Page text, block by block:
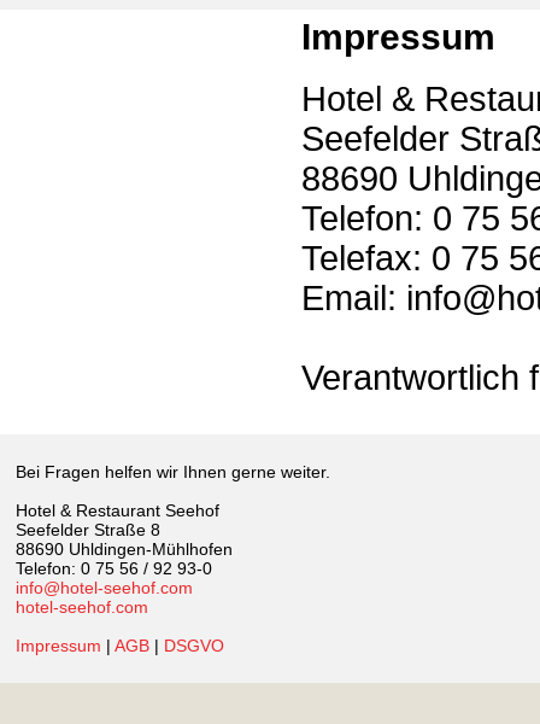
Impressum
Hotel &
Seefelder
88690
Telefon: 0 75
Telefax: 0 75
Email:
Verantwortlich
Bei Fragen helfen wir Ihnen gerne weiter.
Hotel & Restaurant Seehof
Seefelder Straße 8
88690 Uhldingen-Mühlhofen
Telefon: 0 75 56 / 92 93-0
info@hotel-seehof.com
hotel-seehof.com
Impressum | AGB | DSGVO